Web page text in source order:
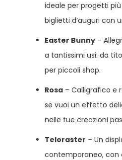
ideale per progetti
biglietti d’auguri con
Easter Bunny –
a tantissimi usi: da
per piccoli shop.
Rosa – Calligrafico e
se vuoi un effetto
nelle tue creazioni
Teloraster – Un
contemporaneo, con